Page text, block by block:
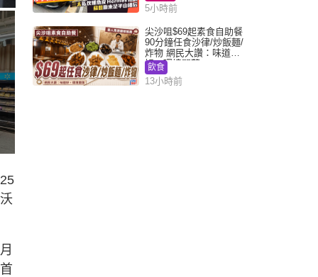
5小時前
尖沙咀$69起素食自助餐
90分鐘任食沙律/炒飯麵/
炸物 網民大讚：味道
好，環境闊落
飲食
13小時前